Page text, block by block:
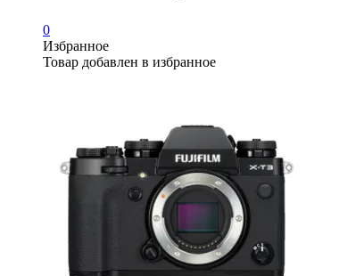
0
Избранное
Товар добавлен в избранное